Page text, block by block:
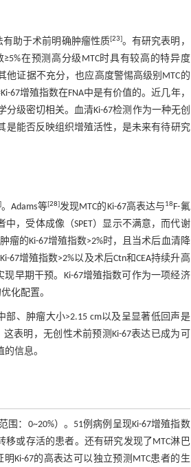
助于术前明确肿瘤性质[23]。有研究表明，
≥5%在预测高分级MTC时具有较高的特异度
他证据不充分，也应高度警惕高级别MTC的
67增殖指数在FNA中是有价值的。近几年，
分级密切相关。血清Ki-67检测作为一种无创
是能否反映组织增殖活性，是未来有待研究
]。Adams等[28]发现MTC的Ki-67高表达与18F-氟
中，受体成像（SPET）显示不满意，而代谢
瘤的Ki-67增殖指数>2%时，且当术后血清降
67增殖指数>2%以及术后Ctn和CEA持续升高
现早期干预。Ki-67增殖指数可作为一项经济
化配置。
、肿瘤大小>2.15 cm以及呈显著低回声是
这表明，无创性术前预测Ki-67表达已成为可
信息。
围：0~20%）。51例病例呈现Ki-67增殖指数
移或存活的患者。还有研究发现了MTC淋巴
明Ki-67的高表达可以独立预测MTC患者的生